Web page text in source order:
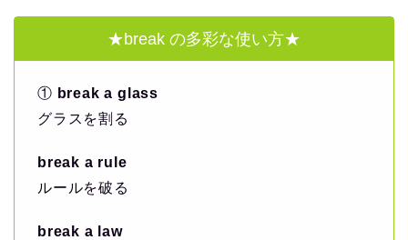
★break の多彩な使い方★
① break a glass
グラスを割る
break a rule
ルールを破る
break a law